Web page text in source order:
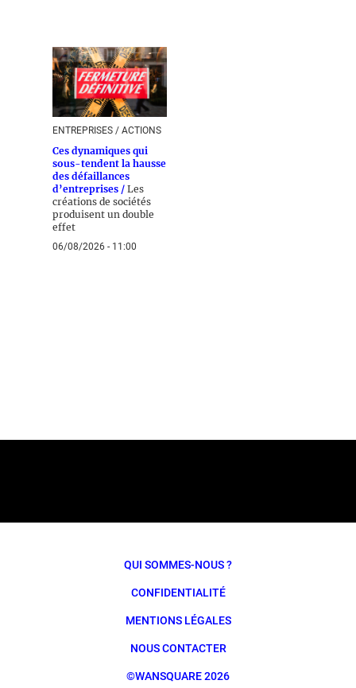
ENTREPRISES / ACTIONS
Ces dynamiques qui
sous-tendent la hausse
des défaillances
d’entreprises / Les
créations de sociétés
produisent un double
effet
06/08/2026 - 11:00
QUI SOMMES-NOUS ?
CONFIDENTIALITÉ
MENTIONS LÉGALES
NOUS CONTACTER
©WANSQUARE 2026